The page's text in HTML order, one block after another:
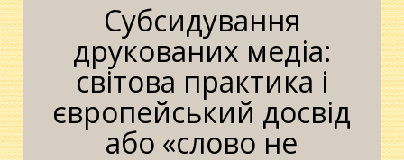
Субсидування
друкованих медіа:
світова практика і
європейський досвід
або «слово не